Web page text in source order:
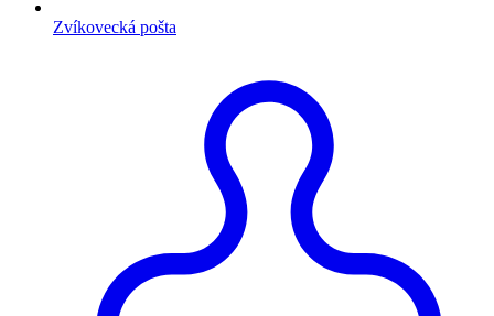
Zvíkovecká pošta